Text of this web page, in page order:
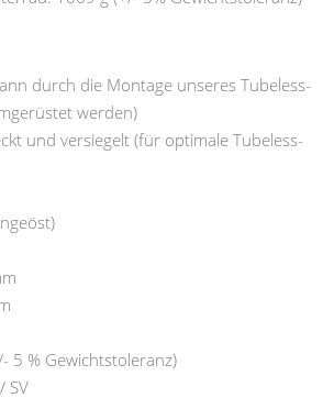
durch die Montage unseres Tubeless-
werden)
und versiegelt (für optimale Tubeless-
5 % Gewichtstoleranz)
SV